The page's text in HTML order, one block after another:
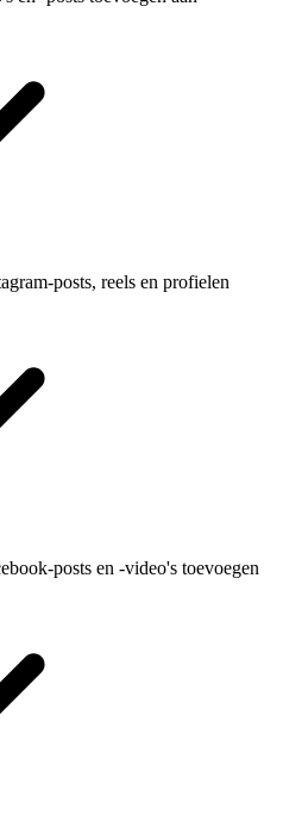
posts, reels en profielen
posts en -video's toevoegen